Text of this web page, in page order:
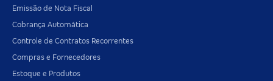
Emissão de Nota Fiscal
Cobrança Automática
Controle de Contratos Recorrentes
Compras e Fornecedores
Estoque e Produtos